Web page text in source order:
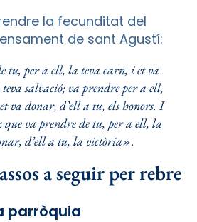
la fecunditat del
de sant Agustí:
tu, per a ell, la teva carn, i et va
salvació; va prendre per a ell,
va donar, d’ell a tu, els honors. I
que va prendre de tu, per a ell, la
d’ell a tu, la victòria».
a seguir per rebre
parròquia